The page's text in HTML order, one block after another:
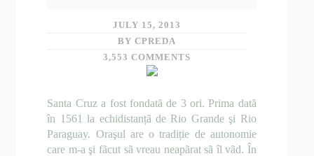
JULY 15, 2013
BY CPREDA
3,553 COMMENTS
Santa Cruz a fost fondatã de 3 ori. Prima datã
în 1561 la echidistanțã de Rio Grande şi Rio
Paraguay. Oraşul are o tradiție de autonomie
care m-a şi fãcut sã vreau neapãrat sã îl vãd. În